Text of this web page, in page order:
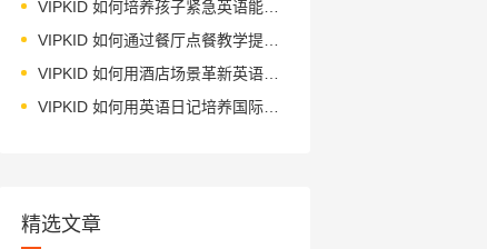
VIPKID 如何培养孩子紧急英语能力？
VIPKID 如何通过餐厅点餐教学提升少儿英语应用能力？
VIPKID 如何用酒店场景革新英语教学？
VIPKID 如何用英语日记培养国际化人才？
精选文章